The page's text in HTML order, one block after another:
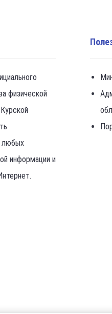
физической
любых
информации и